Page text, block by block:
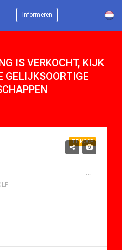
Informeren ×
IS VERKOCHT, KIJK
GELIJKSOORTIGE
TE KOOP
TE KOOP VILLA IN SERENA GOLF, LOS ALCÃ¡ZARES MET ZWEMBAD